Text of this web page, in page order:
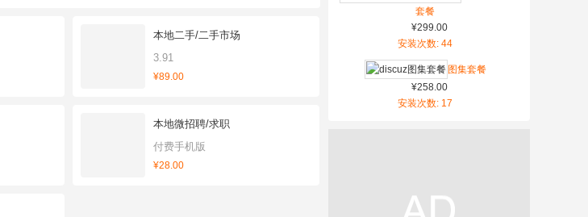
套餐
¥299.00
安装次数: 44
图集套餐
¥258.00
安装次数: 17
本地二手/二手市场
3.91
¥89.00
本地微招聘/求职
付费手机版
¥28.00